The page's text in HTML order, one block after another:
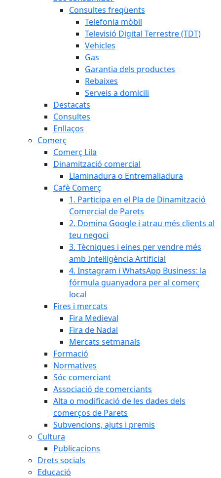
Consultes freqüents
Telefonia mòbil
Televisió Digital Terrestre (TDT)
Vehicles
Gas
Garantia dels productes
Rebaixes
Serveis a domicili
Destacats
Consultes
Enllaços
Comerç
Comerç Lila
Dinamització comercial
Llaminadura o Entremaliadura
Cafè Comerç
1. Participa en el Pla de Dinamització
Comercial de Parets
2. Domina Google i atrau més clients al
teu negoci
3. Tècniques i eines per vendre més
amb Intel·ligència Artificial
4. Instagram i WhatsApp Business: la
fórmula guanyadora per al comerç
local
Fires i mercats
Fira Medieval
Fira de Nadal
Mercats setmanals
Formació
Normatives
Sóc comerciant
Associació de comerciants
Alta o modificació de les dades dels
comerços de Parets
Subvencions, ajuts i premis
Cultura
Publicacions
Drets socials
Educació